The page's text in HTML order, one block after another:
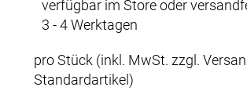
verfügbar im Store oder
3 - 4 Werktagen
pro Stück (inkl. MwSt. zzgl.
Standardartikel)